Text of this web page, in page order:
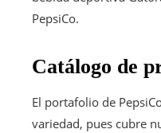
PepsiCo.
Catálogo de
El portafolio de
variedad, pues cubre